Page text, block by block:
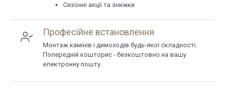
Сезонні акції та знижки
Професійне встановлення
Монтаж камінів і димоходів будь-якої складності.
Попередній кошторис - безкоштовно на вашу
електронну пошту.